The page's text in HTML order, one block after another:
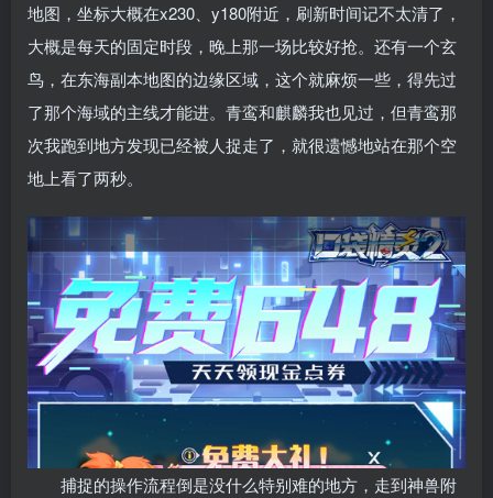
地图，坐标大概在x230、y180附近，刷新时间记不太清了，
大概是每天的固定时段，晚上那一场比较好抢。还有一个玄
鸟，在东海副本地图的边缘区域，这个就麻烦一些，得先过
了那个海域的主线才能进。青鸾和麒麟我也见过，但青鸾那
次我跑到地方发现已经被人捉走了，就很遗憾地站在那个空
地上看了两秒。
捕捉的操作流程倒是没什么特别难的地方，走到神兽附